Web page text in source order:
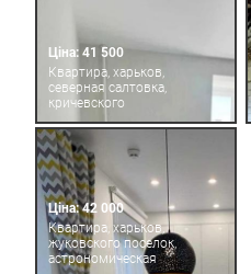
Ціна: 41 500
Квартира, харьков,
северная салтовка,
кричевского
Ціна: 42 000
Квартира, харьков,
жуковского поселок,
астрономическая